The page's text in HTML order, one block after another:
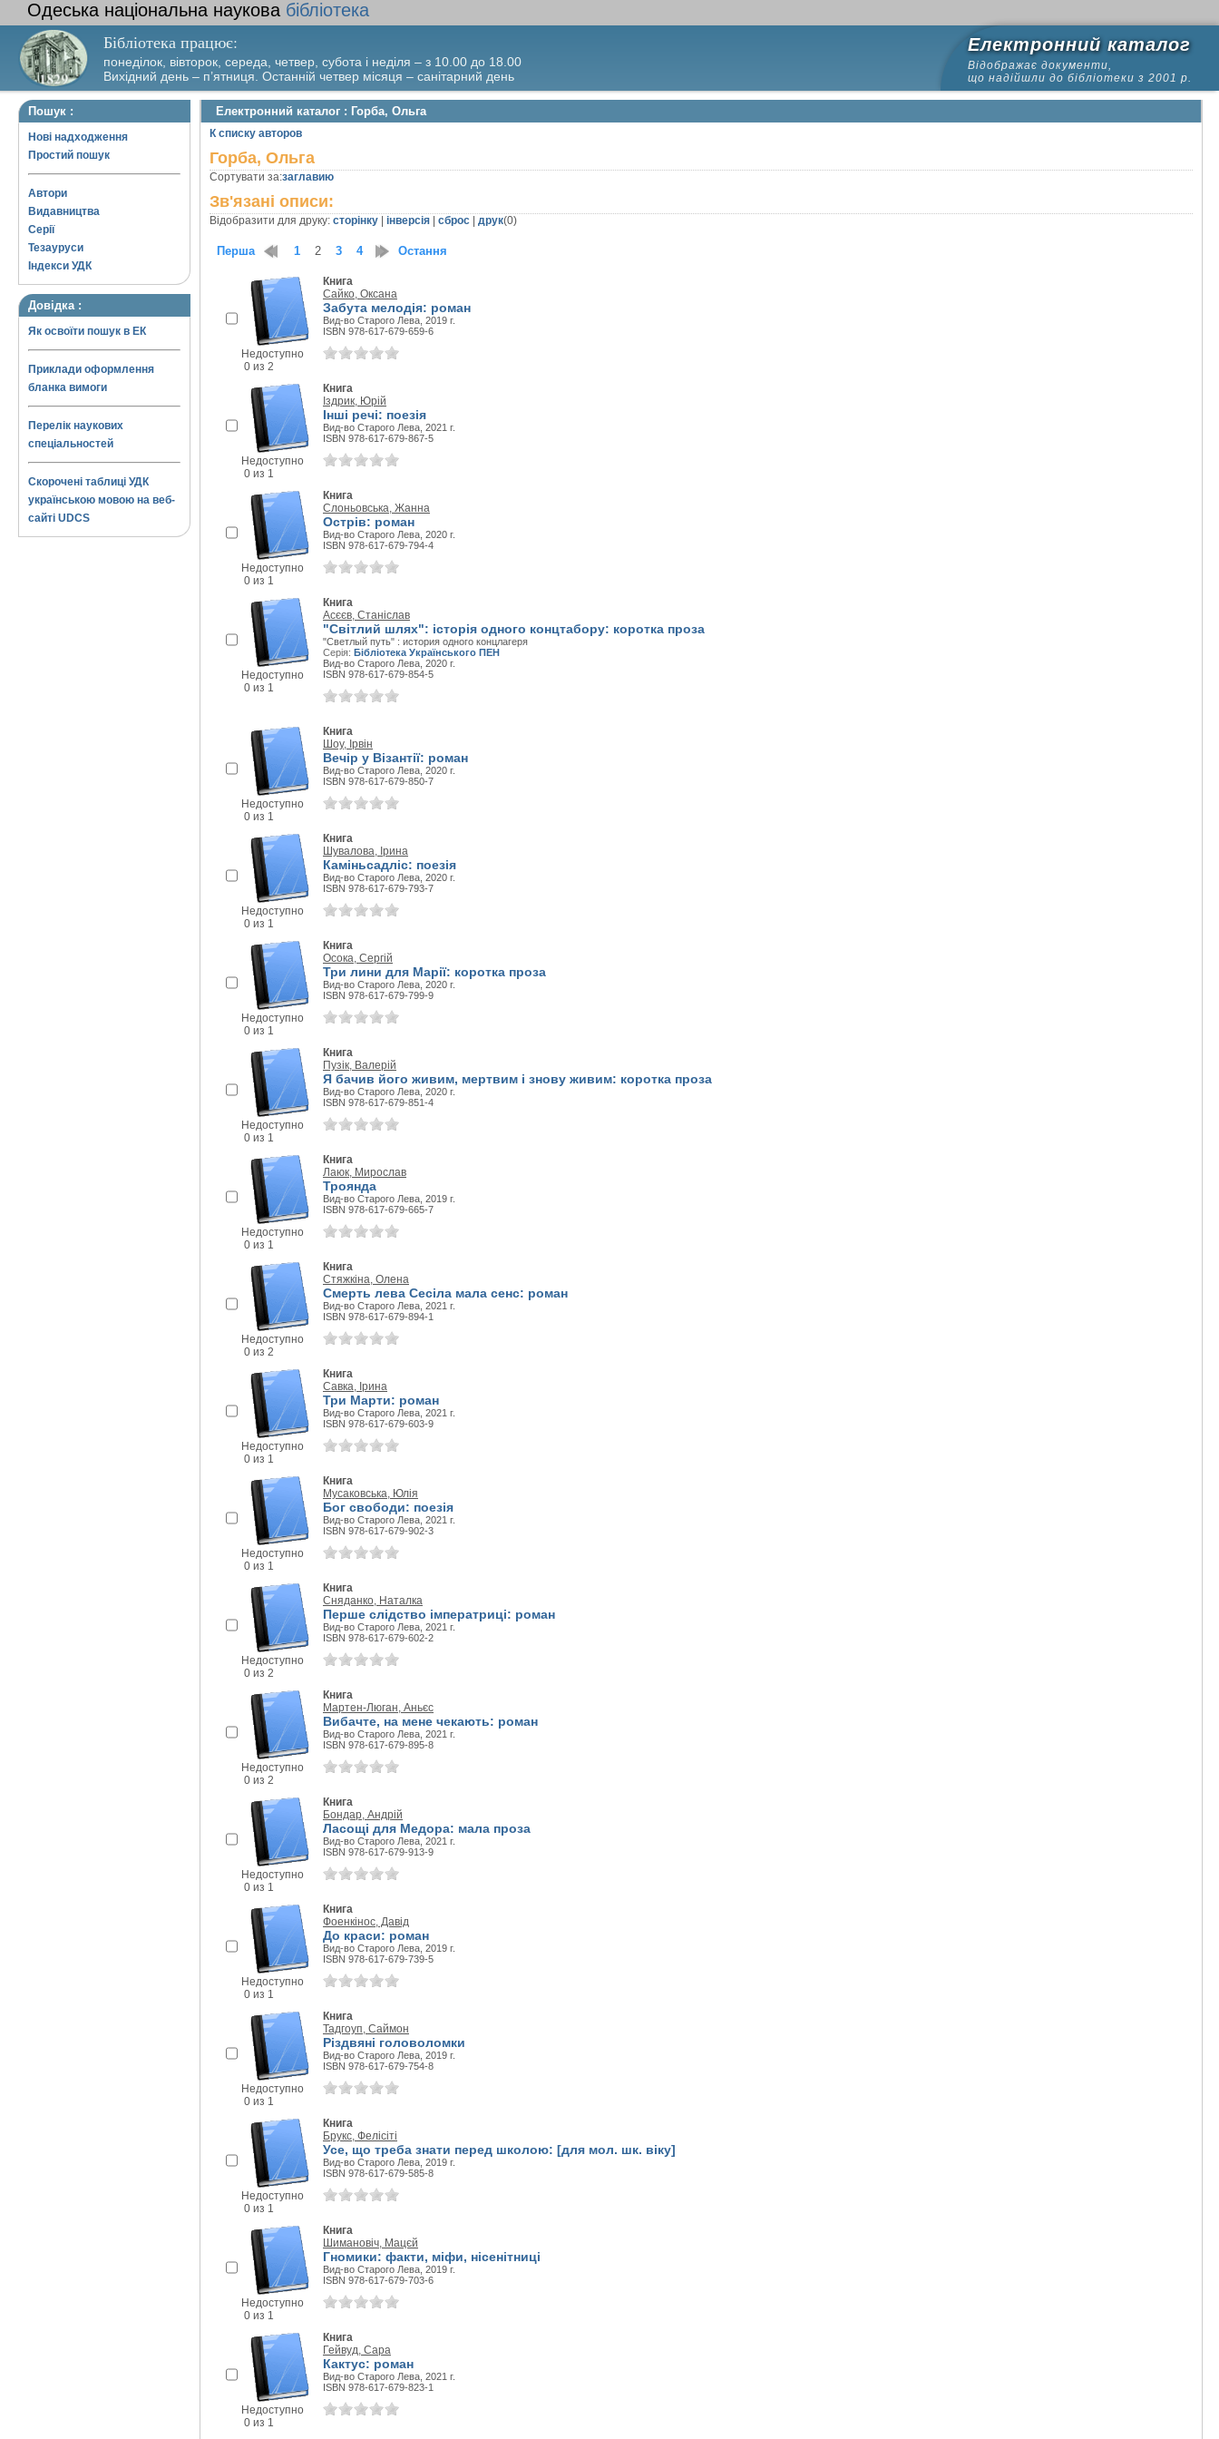
Одеська національна наукова бібліотека
Бібліотека працює:
понеділок, вівторок, середа, четвер, субота і неділя – з 10.00 до 18.00
Вихідний день – п’ятниця. Останній четвер місяця – санітарний день
Електронний каталог
Відображає документи,
що надійшли до бібліотеки з 2001 р.
Пошук :
Нові надходження
Простий пошук
Автори
Видавництва
Серії
Тезауруси
Індекси УДК
Довідка :
Як освоїти пошук в ЕК
Приклади оформлення
бланка вимоги
Перелік наукових
спеціальностей
Скорочені таблиці УДК
українською мовою на веб-
сайті UDCS
Електронний каталог : Горба, Ольга
К списку авторов
Горба, Ольга
Сортувати за:заглавию
Зв'язані описи:
Відобразити для друку: сторінку інверсія сброс друк(0)
Перша 1 2 3 4 Остання
Недоступно
0 из 2
Книга
Сайко, Оксана
Забута мелодія: роман
Вид-во Старого Лева, 2019 г.
ISBN 978-617-679-659-6
Недоступно
0 из 1
Книга
Іздрик, Юрій
Інші речі: поезія
Вид-во Старого Лева, 2021 г.
ISBN 978-617-679-867-5
Недоступно
0 из 1
Книга
Слоньовська, Жанна
Острів: роман
Вид-во Старого Лева, 2020 г.
ISBN 978-617-679-794-4
Недоступно
0 из 1
Книга
Асєєв, Станіслав
"Світлий шлях": історія одного концтабору: коротка проза
"Светлый путь" : история одного концлагеря
Серія: Бібліотека Українського ПЕН
Вид-во Старого Лева, 2020 г.
ISBN 978-617-679-854-5
Недоступно
0 из 1
Книга
Шоу, Ірвін
Вечір у Візантії: роман
Вид-во Старого Лева, 2020 г.
ISBN 978-617-679-850-7
Недоступно
0 из 1
Книга
Шувалова, Ірина
Каміньсадліс: поезія
Вид-во Старого Лева, 2020 г.
ISBN 978-617-679-793-7
Недоступно
0 из 1
Книга
Осока, Сергій
Три лини для Марії: коротка проза
Вид-во Старого Лева, 2020 г.
ISBN 978-617-679-799-9
Недоступно
0 из 1
Книга
Пузік, Валерій
Я бачив його живим, мертвим і знову живим: коротка проза
Вид-во Старого Лева, 2020 г.
ISBN 978-617-679-851-4
Недоступно
0 из 1
Книга
Лаюк, Мирослав
Троянда
Вид-во Старого Лева, 2019 г.
ISBN 978-617-679-665-7
Недоступно
0 из 2
Книга
Стяжкіна, Олена
Смерть лева Сесіла мала сенс: роман
Вид-во Старого Лева, 2021 г.
ISBN 978-617-679-894-1
Недоступно
0 из 1
Книга
Савка, Ірина
Три Марти: роман
Вид-во Старого Лева, 2021 г.
ISBN 978-617-679-603-9
Недоступно
0 из 1
Книга
Мусаковська, Юлія
Бог свободи: поезія
Вид-во Старого Лева, 2021 г.
ISBN 978-617-679-902-3
Недоступно
0 из 2
Книга
Сняданко, Наталка
Перше слідство імператриці: роман
Вид-во Старого Лева, 2021 г.
ISBN 978-617-679-602-2
Недоступно
0 из 2
Книга
Мартен-Люган, Аньєс
Вибачте, на мене чекають: роман
Вид-во Старого Лева, 2021 г.
ISBN 978-617-679-895-8
Недоступно
0 из 1
Книга
Бондар, Андрій
Ласощі для Медора: мала проза
Вид-во Старого Лева, 2021 г.
ISBN 978-617-679-913-9
Недоступно
0 из 1
Книга
Фоенкінос, Давід
До краси: роман
Вид-во Старого Лева, 2019 г.
ISBN 978-617-679-739-5
Недоступно
0 из 1
Книга
Тадгоуп, Саймон
Різдвяні головоломки
Вид-во Старого Лева, 2019 г.
ISBN 978-617-679-754-8
Недоступно
0 из 1
Книга
Брукс, Фелісіті
Усе, що треба знати перед школою: [для мол. шк. віку]
Вид-во Старого Лева, 2019 г.
ISBN 978-617-679-585-8
Недоступно
0 из 1
Книга
Шимановіч, Мацєй
Гномики: факти, міфи, нісенітниці
Вид-во Старого Лева, 2019 г.
ISBN 978-617-679-703-6
Недоступно
0 из 1
Книга
Гейвуд, Сара
Кактус: роман
Вид-во Старого Лева, 2021 г.
ISBN 978-617-679-823-1